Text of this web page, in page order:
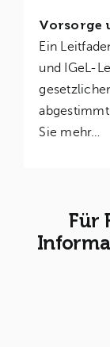
Vorsorge
Ein
und IGeL-
Sie mehr…
Für